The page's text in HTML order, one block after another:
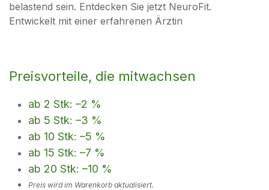
belastend sein. Entdecken Sie jetzt NeuroFit.
Entwickelt mit einer erfahrenen Ärztin
Preisvorteile, die mitwachsen
ab 2 Stk: –2 %
ab 5 Stk: –3 %
ab 10 Stk: –5 %
ab 15 Stk: –7 %
ab 20 Stk: –10 %
Preis wird im Warenkorb aktualisiert.